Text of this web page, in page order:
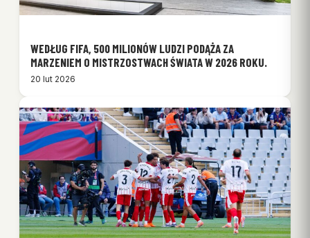
WEDŁUG FIFA, 500 MILIONÓW LUDZI PODĄŻA ZA
MARZENIEM O MISTRZOSTWACH ŚWIATA W 2026 ROKU.
20 lut 2026